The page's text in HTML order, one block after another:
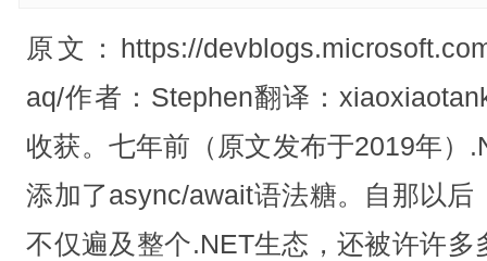
原文：https://
aq/作者：Stephen翻译：
收获。七年前（原文发布于2019年）
添加了async/await语法糖。自那以后
不仅遍及整个.NET生态，还被许许